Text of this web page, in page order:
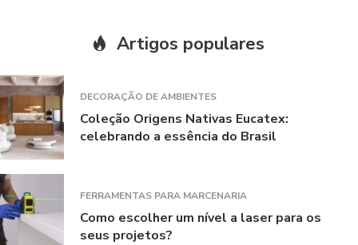
Artigos populares
DECORAÇÃO DE AMBIENTES
Coleção Origens Nativas Eucatex:
celebrando a essência do Brasil
FERRAMENTAS PARA MARCENARIA
Como escolher um nível a laser para os
seus projetos?